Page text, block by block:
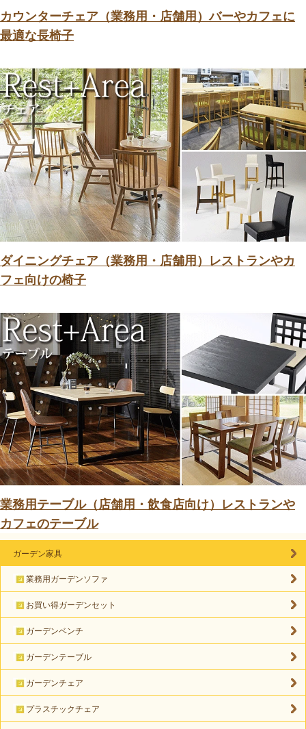
カウンターチェア（業務用・店舗用）バーやカフェに
最適な長椅子
ダイニングチェア（業務用・店舗用）レストランやカ
フェ向けの椅子
業務用テーブル（店舗用・飲食店向け）レストランや
カフェのテーブル
ガーデン家具
業務用ガーデンソファ
お買い得ガーデンセット
ガーデンベンチ
ガーデンテーブル
ガーデンチェア
プラスチックチェア